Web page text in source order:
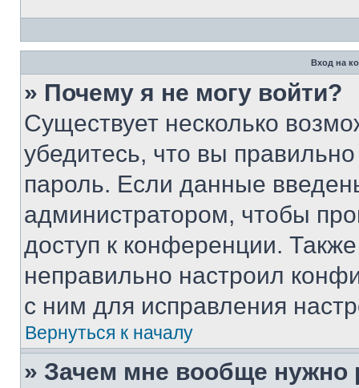
Вход на
» Почему я не могу войти?
Существует несколько
убедитесь, что вы
пароль. Если данные
администратором, чтобы
доступ к конференции.
неправильно настроил
с ним для исправления
Вернуться к началу
» Зачем мне вообще нужно